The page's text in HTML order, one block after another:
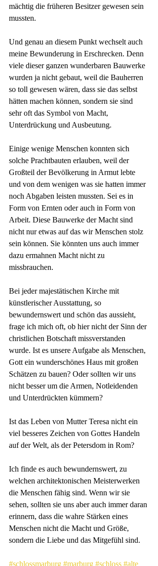
mächtig die früheren Besitzer gewesen sein
mussten.
Und genau an diesem Punkt wechselt auch
meine Bewunderung in Erschrecken. Denn
viele dieser ganzen wunderbaren Bauwerke
wurden ja nicht gebaut, weil die Bauherren
so toll gewesen wären, dass sie das selbst
hätten machen können, sondern sie sind
sehr oft das Symbol von Macht,
Unterdrückung und Ausbeutung.
Einige wenige Menschen konnten sich
solche Prachtbauten erlauben, weil der
Großteil der Bevölkerung in Armut lebte
und von dem wenigen was sie hatten immer
noch Abgaben leisten mussten. Sei es in
Form von Ernten oder auch in Form von
Arbeit. Diese Bauwerke der Macht sind
nicht nur etwas auf das wir Menschen stolz
sein können. Sie könnten uns auch immer
dazu ermahnen Macht nicht zu
missbrauchen.
Bei jeder majestätischen Kirche mit
künstlerischer Ausstattung, so
bewundernswert und schön das aussieht,
frage ich mich oft, ob hier nicht der Sinn der
christlichen Botschaft missverstanden
wurde. Ist es unsere Aufgabe als Menschen,
Gott ein wunderschönes Haus mit großen
Schätzen zu bauen? Oder sollten wir uns
nicht besser um die Armen, Notleidenden
und Unterdrückten kümmern?
Ist das Leben von Mutter Teresa nicht ein
viel besseres Zeichen von Gottes Handeln
auf der Welt, als der Petersdom in Rom?
Ich finde es auch bewundernswert, zu
welchen architektonischen Meisterwerken
die Menschen fähig sind. Wenn wir sie
sehen, sollten sie uns aber auch immer daran
erinnern, dass die wahre Stärken eines
Menschen nicht die Macht und Größe,
sondern die Liebe und das Mitgefühl sind.
#schlossmarburg #marburg #schloss #alte